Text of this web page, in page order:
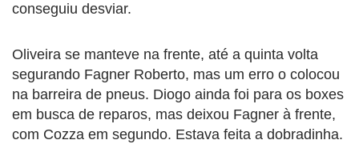
conseguiu desviar.
Oliveira se manteve na frente, até a quinta volta
segurando Fagner Roberto, mas um erro o colocou
na barreira de pneus. Diogo ainda foi para os boxes
em busca de reparos, mas deixou Fagner à frente,
com Cozza em segundo. Estava feita a dobradinha.